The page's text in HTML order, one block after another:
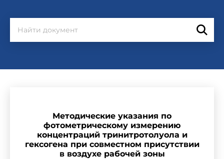
Методические указания по
фотометрическому измерению
концентраций тринитротолуола и
гексогена при совместном присутствии
в воздухе рабочей зоны